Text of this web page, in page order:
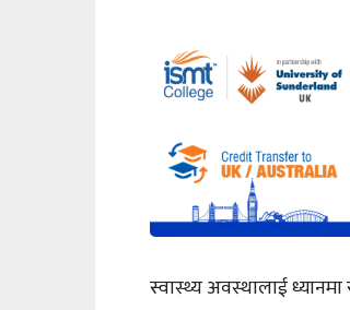
स्वास्थ्य अवस्थालाई ध्यानमा